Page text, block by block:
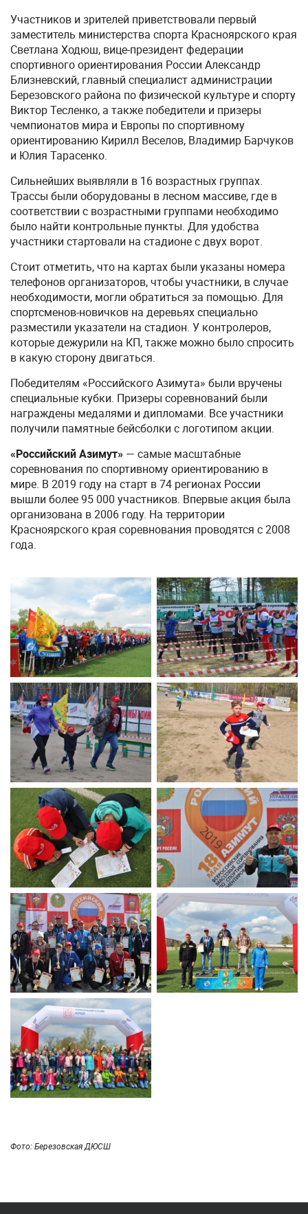
Участников и зрителей приветствовали первый
заместитель министерства спорта Красноярского края
Светлана Ходюш, вице-президент федерации
спортивного ориентирования России Александр
Близневский, главный специалист администрации
Березовского района по физической культуре и спорту
Виктор Тесленко, а также победители и призеры
чемпионатов мира и Европы по спортивному
ориентированию Кирилл Веселов, Владимир Барчуков
и Юлия Тарасенко.
Сильнейших выявляли в 16 возрастных группах.
Трассы были оборудованы в лесном массиве, где в
соответствии с возрастными группами необходимо
было найти контрольные пункты. Для удобства
участники стартовали на стадионе с двух ворот.
Стоит отметить, что на картах были указаны номера
телефонов организаторов, чтобы участники, в случае
необходимости, могли обратиться за помощью. Для
спортсменов-новичков на деревьях специально
разместили указатели на стадион. У контролеров,
которые дежурили на КП, также можно было спросить
в какую сторону двигаться.
Победителям «Российского Азимута» были вручены
специальные кубки. Призеры соревнований были
награждены медалями и дипломами. Все участники
получили памятные бейсболки с логотипом акции.
«Российский Азимут» — самые масштабные
соревнования по спортивному ориентированию в
мире. В 2019 году на старт в 74 регионах России
вышли более 95 000 участников. Впервые акция была
организована в 2006 году. На территории
Красноярского края соревнования проводятся с 2008
года.
Фото: Березовская ДЮСШ